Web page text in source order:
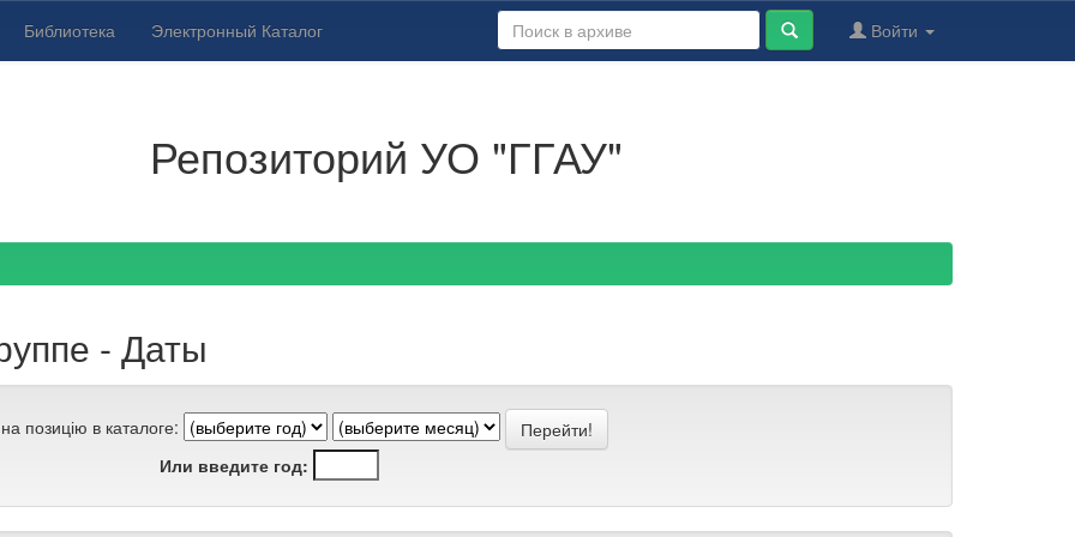
Библиотека Электронный Каталог Войти
Репозиторий УО "ГГАУ"
- Даты
позицію в каталоге:
Или введите год: